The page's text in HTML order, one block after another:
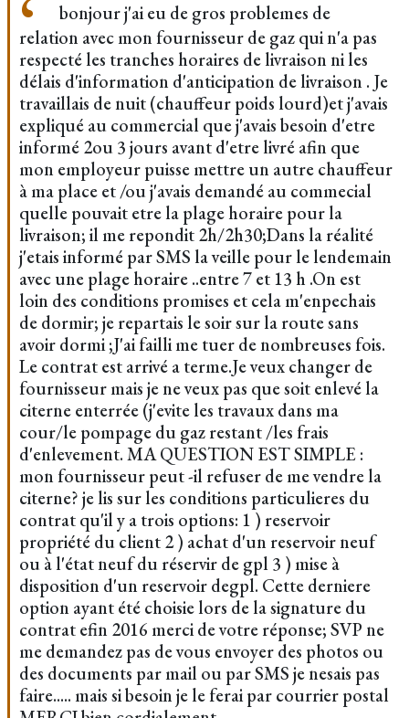
bonjour j'ai eu de gros problemes de
relation avec mon fournisseur de gaz qui n'a pas
respecté les tranches horaires de livraison ni les
délais d'information d'anticipation de livraison . Je
travaillais de nuit (chauffeur poids lourd)et j'avais
expliqué au commercial que j'avais besoin d'etre
informé 2ou 3 jours avant d'etre livré afin que
mon employeur puisse mettre un autre chauffeur
à ma place et /ou j'avais demandé au commecial
quelle pouvait etre la plage horaire pour la
livraison; il me repondit 2h/2h30;Dans la réalité
j'etais informé par SMS la veille pour le lendemain
avec une plage horaire ..entre 7 et 13 h .On est
loin des conditions promises et cela m'enpechais
de dormir; je repartais le soir sur la route sans
avoir dormi ;J'ai failli me tuer de nombreuses fois.
Le contrat est arrivé a terme.Je veux changer de
fournisseur mais je ne veux pas que soit enlevé la
citerne enterrée (j'evite les travaux dans ma
cour/le pompage du gaz restant /les frais
d'enlevement. MA QUESTION EST SIMPLE :
mon fournisseur peut -il refuser de me vendre la
citerne? je lis sur les conditions particulieres du
contrat qu'il y a trois options: 1 ) reservoir
propriété du client 2 ) achat d'un reservoir neuf
ou à l'état neuf du réservir de gpl 3 ) mise à
disposition d'un reservoir degpl. Cette derniere
option ayant été choisie lors de la signature du
contrat efin 2016 merci de votre réponse; SVP ne
me demandez pas de vous envoyer des photos ou
des documents par mail ou par SMS je nesais pas
faire..... mais si besoin je le ferai par courrier postal